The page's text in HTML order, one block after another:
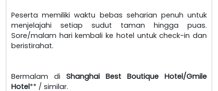
Peserta memiliki waktu bebas seharian penuh untuk
menjelajahi setiap sudut taman hingga puas.
Sore/malam hari kembali ke hotel untuk check-in dan
beristirahat.
Bermalam di Shanghai Best Boutique Hotel/Gmile
Hotel** / similar.